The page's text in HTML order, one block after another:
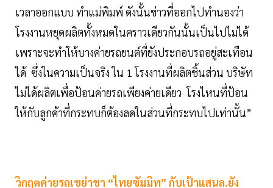
เวลาออกแบบ ทำแม่พิมพ์ ดังนั้นข่าวที่ออกไปทำนองว่า
โรงงานหยุดผลิตทั้งหมดในคราวเดียวกันนั้นเป็นไปไม่ได้
เพราะจะทำให้บางค่ายรถยนต์ที่ยังประกอบรถอยู่สะเทือน
ได้ ซึ่งในความเป็นจริง ใน 1 โรงงานที่ผลิตชิ้นส่วน บริษัท
ไม่ได้ผลิตเพื่อป้อนค่ายรถเพียงค่ายเดียว โรงไหนที่ป้อน
ให้กับลูกค้าที่กระทบก็ต้องลดในส่วนที่กระทบไปเท่านั้น”
วิกฤตค่ายรถเขย่าขา “ไทยซัมมิท” กับเป้าแสนล.ยัง